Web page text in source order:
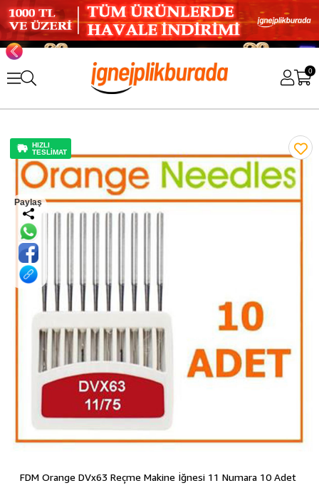
0
HIZLI
TESLİMAT
Paylaş
FDM Orange DVx63 Reçme Makine İğnesi 11 Numara 10 Adet